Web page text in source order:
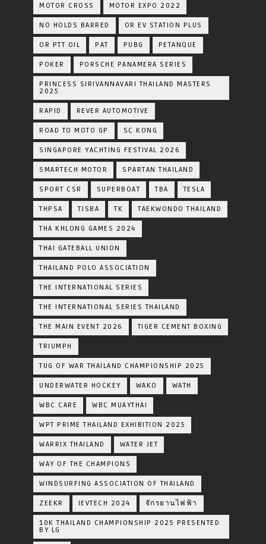
MOTOR CROSS MOTOR EXPO 2022
NO HOLDS BARRED OR EV STATION PLUS
OR PTT OIL PAT PUBG PETANQUE
POKER PORSCHE PANAMERA SERIES
PRINCESS SIRIVANNAVARI THAILAND MASTERS
2025
RAPID REVER AUTOMOTIVE
ROAD TO MOTO GP SC KONG
SINGAPORE YACHTING FESTIVAL 2026
SMARTECH MOTOR SPARTAN THAILAND
SPORT CSR SUPERBOAT TBA TESLA
THPSA TJSBA TK TAEKWONDO THAILAND
THA KHLONG GAMES 2024
THAI GATEBALL UNION
THAILAND POLO ASSOCIATION
THE INTERNATIONAL SERIES
THE INTERNATIONAL SERIES THAILAND
THE MAIN EVENT 2026 TIGER CEMENT BOXING
TRIUMPH
TUG OF WAR THAILAND CHAMPIONSHIP 2025
UNDERWATER HOCKEY WAKO WATH
WBC CARE WBC MUAYTHAI
WPT PRIME THAILAND EXHIBITION 2025
WARRIX THAILAND WATER JET
WAY OF THE CHAMPIONS
WINDSURFING ASSOCIATION OF THAILAND
ZEEKR IEVTECH 2024 จักรยานไฟฟ้า
10K THAILAND CHAMPIONSHIP 2025 PRESENTED
BY LG